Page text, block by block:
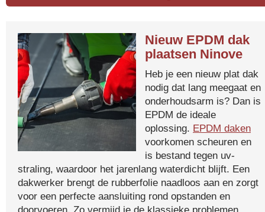
Nieuw EPDM dak
plaatsen Ninove
Heb je een nieuw plat dak
nodig dat lang meegaat en
onderhoudsarm is? Dan is
EPDM de ideale
oplossing. EPDM daken
voorkomen scheuren en
is bestand tegen uv-
straling, waardoor het jarenlang waterdicht blijft. Een
dakwerker brengt de rubberfolie naadloos aan en zorgt
voor een perfecte aansluiting rond opstanden en
doorvoeren. Zo vermijd je de klassieke problemen